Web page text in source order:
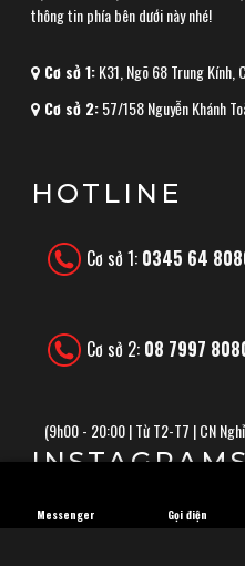
thông tin phía bên dưới này nhé!
Cơ sở 1:K31, Ngõ 68 Trung Kính,
Cơ sở 2:57/158 Nguyễn Khánh
HOTLINE
Cơ sở 1: 0345 64
Cơ sở 2: 08 7997
(9h00 - 20:00 | Từ T2-T7 | CN
Gọi điện
Messenger